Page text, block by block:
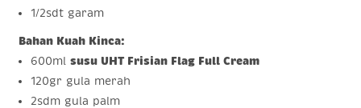
1/2sdt garam
Bahan Kuah Kinca:
600ml susu UHT Frisian Flag Full Cream
120gr gula merah
2sdm gula palm